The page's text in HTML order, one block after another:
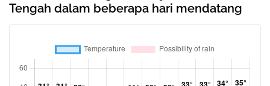
Tengah dalam beberapa hari mendatang